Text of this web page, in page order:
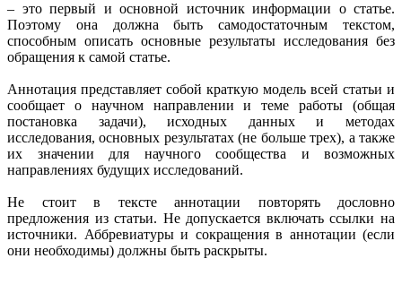
– это первый и основной источник информации о статье.
Поэтому она должна быть самодостаточным текстом,
способным описать основные результаты исследования без
обращения к самой статье.
Аннотация представляет собой краткую модель всей статьи и
сообщает о научном направлении и теме работы (общая
постановка задачи), исходных данных и методах
исследования, основных результатах (не больше трех), а также
их значении для научного сообщества и возможных
направлениях будущих исследований.
Не стоит в тексте аннотации повторять дословно
предложения из статьи. Не допускается включать ссылки на
источники. Аббревиатуры и сокращения в аннотации (если
они необходимы) должны быть раскрыты.